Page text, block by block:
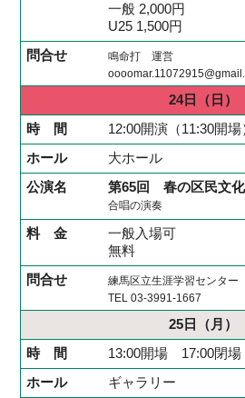
一般 2,000円
U25 1,500円
鳴命打 運営
24日
（日）
12:00開演（11:30開場
大ホール
第65回 春の区民文
合唱の演奏
一般入場可
無料
練馬区立生涯学習センター
TEL 03-3991-1667
25日
（月）
13:00開場 17:00閉場
ギャラリー